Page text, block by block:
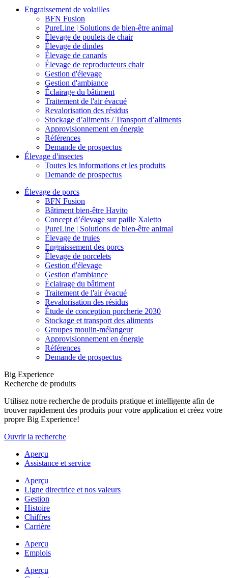
Engraissement de volailles
BFN Fusion
PureLine | Solutions de bien-être animal
Élevage de poulets de chair
Élevage de dindes
Élevage de canards
Élevage de reproducteurs chair
Gestion d'élevage
Gestion d'ambiance
Éclairage du bâtiment
Traitement de l'air évacué
Revalorisation des résidus
Stockage d’aliments / Transport d’aliments
Approvisionnement en énergie
Références
Demande de prospectus
Élevage d'insectes
Toutes les informations et les produits
Demande de prospectus
Élevage de porcs
BFN Fusion
Bâtiment bien-être Havito
Concept d’élevage sur paille Xaletto
PureLine | Solutions de bien-être animal
Élevage de truies
Engraissement des porcs
Élevage de porcelets
Gestion d'élevage
Gestion d'ambiance
Éclairage du bâtiment
Traitement de l'air évacué
Revalorisation des résidus
Étude de conception porcherie 2030
Stockage et transport des aliments
Groupes moulin-mélangeur
Approvisionnement en énergie
Références
Demande de prospectus
Big Experience
Recherche de produits
Utilisez notre recherche de produits pratique et intelligente afin de
trouver rapidement des produits pour votre application et créez votre
propre Big Experience!
Ouvrir la recherche
Aperçu
Assistance et service
Aperçu
Ligne directrice et nos valeurs
Gestion
Histoire
Chiffres
Carrière
Aperçu
Emplois
Aperçu